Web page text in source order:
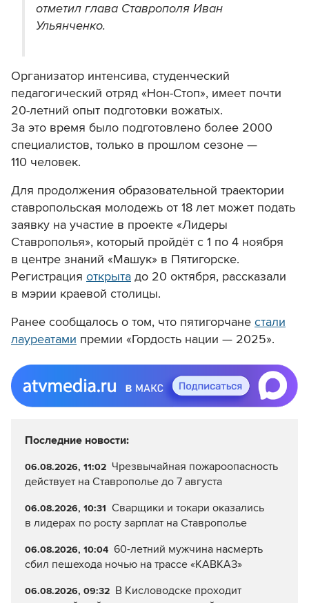
отметил глава Ставрополя Иван
Ульянченко.
Организатор интенсива, студенческий
педагогический отряд «Нон-Стоп», имеет почти
20-летний опыт подготовки вожатых.
За это время было подготовлено более 2000
специалистов, только в прошлом сезоне —
110 человек.
Для продолжения образовательной траектории
ставропольская молодежь от 18 лет может подать
заявку на участие в проекте «Лидеры
Ставрополья», который пройдёт с 1 по 4 ноября
в центре знаний «Машук» в Пятигорске.
Регистрация открыта до 20 октября, рассказали
в мэрии краевой столицы.
Ранее сообщалось о том, что пятигорчане стали
лауреатами премии «Гордость нации — 2025».
Последние новости:
06.08.2026, 11:02 Чрезвычайная пожароопасность
действует на Ставрополье до 7 августа
06.08.2026, 10:31 Сварщики и токари оказались
в лидерах по росту зарплат на Ставрополье
06.08.2026, 10:04 60-летний мужчина насмерть
сбил пешехода ночью на трассе «КАВКАЗ»
06.08.2026, 09:32 В Кисловодске проходит